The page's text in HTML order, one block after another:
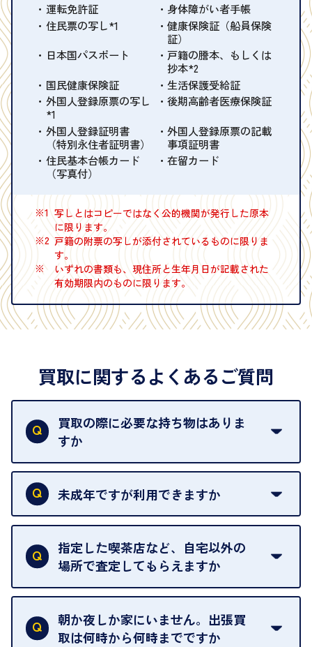
運転免許証
身体障がい者手帳
住民票の写し*1
健康保険証（船員保険
証）
日本国パスポート
戸籍の謄本、もしくは
抄本*2
国民健康保険証
生活保護受給証
外国人登録原票の写し
*1
後期高齢者医療保険証
外国人登録証明書
（特別永住者証明書）
外国人登録原票の記載
事項証明書
住民基本台帳カード
（写真付）
在留カード
※1 写しとはコピーではなく公的機関が発行した原本
に限ります。
※2 戸籍の附票の写しが添付されているものに限りま
す。
※
いずれの書類も、現住所と生年月日が記載された
有効期限内のものに限ります。
買取に関するよくあるご質問
買取の際に必要な持ち物はありま
すか
本人確認書類をご用意ください。ご利用になれる書
類はこちらをご確認ください。
未成年ですが利用できますか
18歳未満の方は、保護者の同意があってもご利用い
ただけません。
指定した喫茶店など、自宅以外の
場所で査定してもらえますか
ご自宅以外での査定はお引き受けできません。ご指
定のお店や、ほかのお客様への迷惑となることが考
えられるためです。
朝か夜しか家にいません。出張買
取は何時から何時までですか